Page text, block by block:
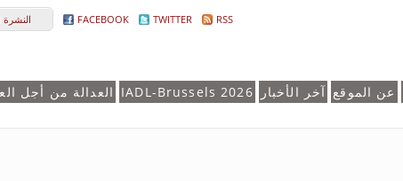
النشرة FACEBOOK TWITTER RSS
العدالة من أجل IADL-Brussels 2026 آخر الأخبار عن الموقع